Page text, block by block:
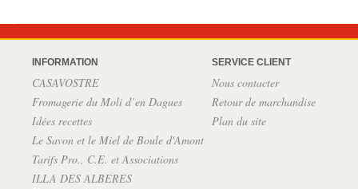
INFORMATION
CASAVOSTRE
Fromagerie du Moli d’en Dagues
Idées recettes
Le Savon et le Miel de Boule d'Amont
Tarifs Pro., C.E. et Associations
ILLA DES ALBERES
SERVICE CLIENT
Nous contacter
Retour de marchandise
Plan du site